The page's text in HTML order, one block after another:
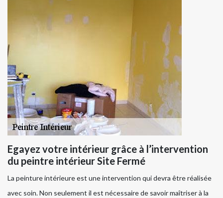
Egayez votre intérieur grâce à l’intervention
du peintre intérieur Site Fermé
La peinture intérieure est une intervention qui devra être réalisée
avec soin. Non seulement il est nécessaire de savoir maîtriser à la